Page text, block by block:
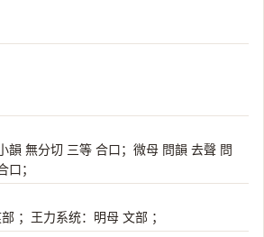
韻 無分切 三等 合口；微母 問韻 去聲 問
；
；王力系统：明母 文部 ；